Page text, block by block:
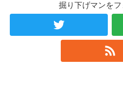
掘り下げマンを